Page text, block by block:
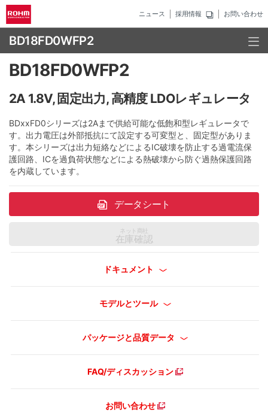
ニュース 採用情報 お問い合わせ
BD18FD0WFP2
BD18FD0WFP2
2A 1.8V, 固定出力, 高精度 LDOレギュレータ
BDxxFD0シリーズは2Aまで供給可能な低飽和型レギュレータで
す。出力電圧は外部抵抗にて設定する可変型と、固定型がありま
す。本シリーズは出力短絡などによるIC破壊を防止する過電流保
護回路、ICを過負荷状態などによる熱破壊から防ぐ過熱保護回路
を内蔵しています。
データシート
ネット商社
在庫確認
ドキュメント
モデルとツール
パッケージと品質データ
FAQ/ディスカッション
お問い合わせ